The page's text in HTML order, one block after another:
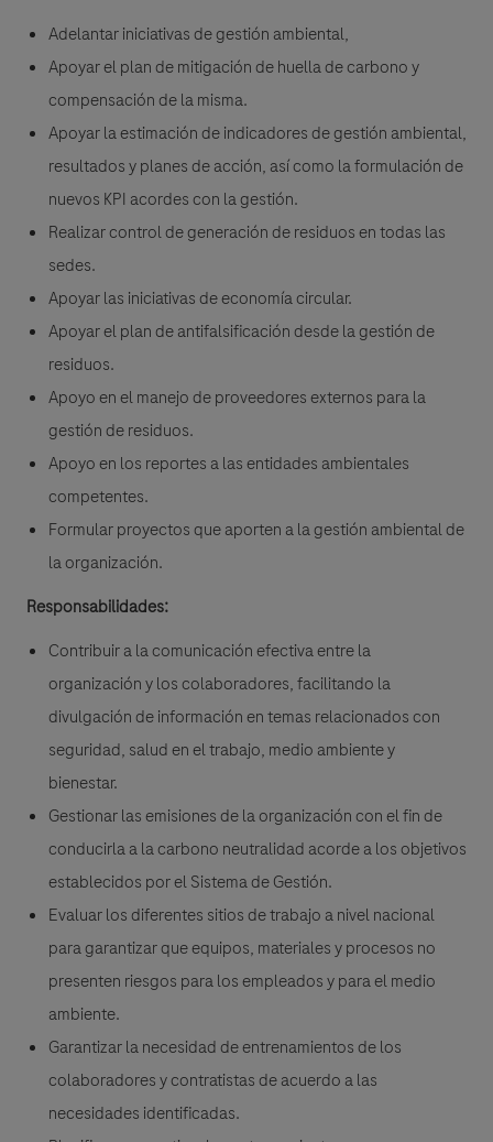
Adelantar iniciativas de gestión ambiental,
Apoyar el plan de mitigación de huella de carbono y
compensación de la misma.
Apoyar la estimación de indicadores de gestión ambiental,
resultados y planes de acción, así como la formulación de
nuevos KPI acordes con la gestión.
Realizar control de generación de residuos en todas las
sedes.
Apoyar las iniciativas de economía circular.
Apoyar el plan de antifalsificación desde la gestión de
residuos.
Apoyo en el manejo de proveedores externos para la
gestión de residuos.
Apoyo en los reportes a las entidades ambientales
competentes.
Formular proyectos que aporten a la gestión ambiental de
la organización.
Responsabilidades:
Contribuir a la comunicación efectiva entre la
organización y los colaboradores, facilitando la
divulgación de información en temas relacionados con
seguridad, salud en el trabajo, medio ambiente y
bienestar.
Gestionar las emisiones de la organización con el fin de
conducirla a la carbono neutralidad acorde a los objetivos
establecidos por el Sistema de Gestión.
Evaluar los diferentes sitios de trabajo a nivel nacional
para garantizar que equipos, materiales y procesos no
presenten riesgos para los empleados y para el medio
ambiente.
Garantizar la necesidad de entrenamientos de los
colaboradores y contratistas de acuerdo a las
necesidades identificadas.